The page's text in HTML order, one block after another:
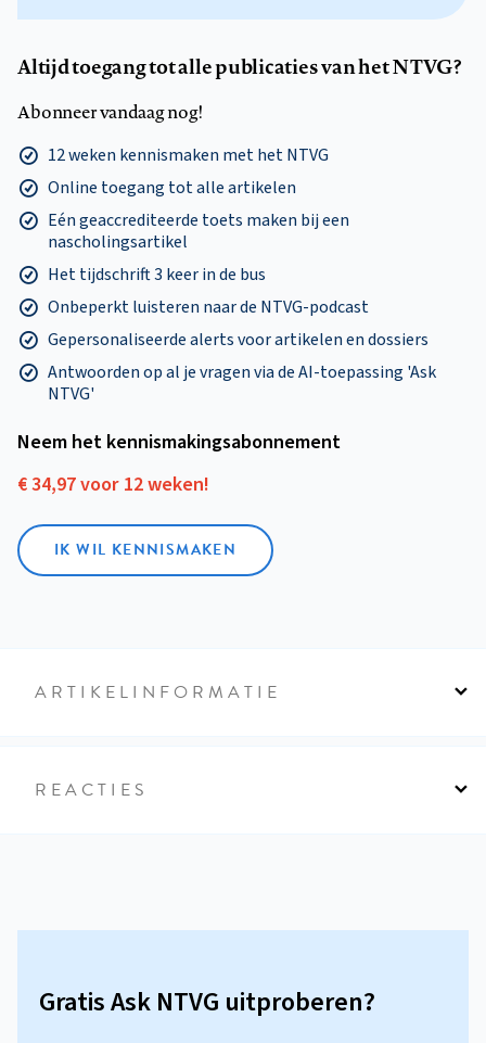
Altijd toegang tot alle publicaties van het NTVG?
Abonneer vandaag nog!
12 weken kennismaken met het NTVG
Online toegang tot alle artikelen
Eén geaccrediteerde toets maken bij een
nascholingsartikel
Het tijdschrift 3 keer in de bus
Onbeperkt luisteren naar de NTVG-podcast
Gepersonaliseerde alerts voor artikelen en dossiers
Antwoorden op al je vragen via de AI-toepassing 'Ask
NTVG'
Neem het kennismakings­abonnement
€ 34,97 voor 12 weken!
IK WIL KENNISMAKEN
ARTIKELINFORMATIE
REACTIES
Gratis Ask NTVG uitproberen?